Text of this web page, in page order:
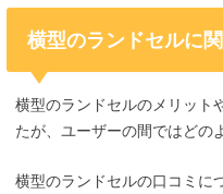
横型のランドセルに
横型のランドセルのメリット
たが、ユーザーの間ではどの
横型のランドセルの口コミに